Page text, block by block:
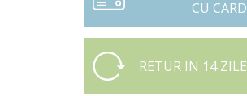
CU CARD
RETUR IN 14 ZILE